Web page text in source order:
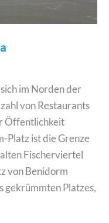
im Norden der
von Restaurants
Öffentlichkeit
Platz ist die Grenze
Fischerviertel
von Benidorm
gekrümmten Platzes,